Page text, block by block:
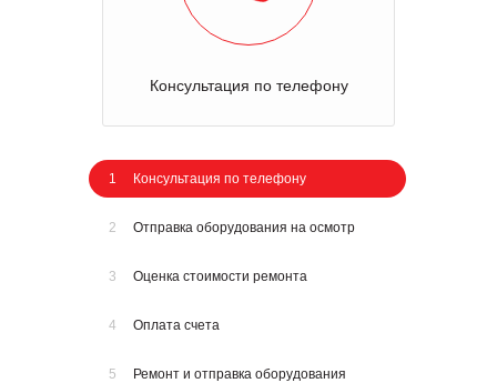
Консультация по телефону
1 Консультация по телефону
2 Отправка оборудования на осмотр
3 Оценка стоимости ремонта
4 Оплата счета
5 Ремонт и отправка оборудования